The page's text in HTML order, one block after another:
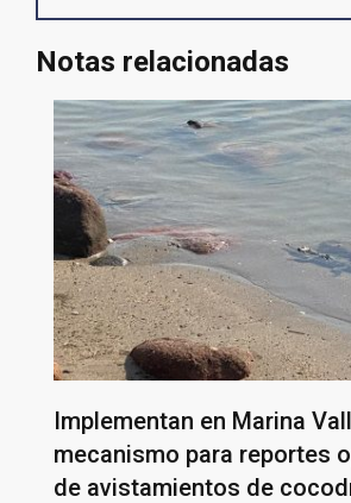
Notas relacionadas
Implementan en Marina
mecanismo para reportes
de avistamientos de